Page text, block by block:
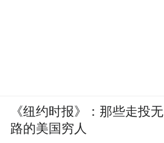
《纽约时报》：那些走投无
路的美国穷人